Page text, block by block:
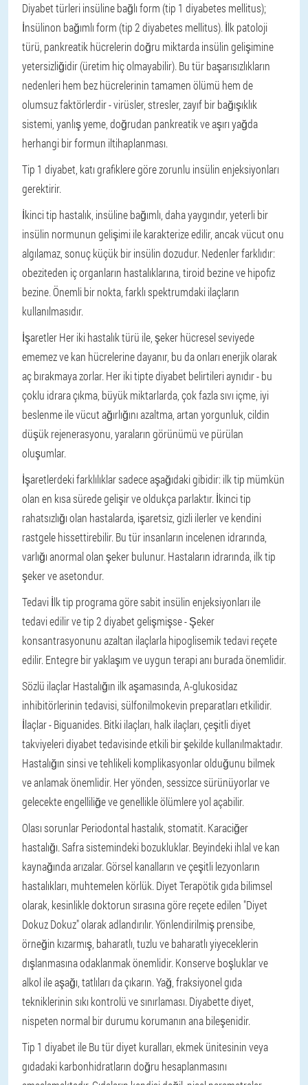
Diyabet türleri insüline bağlı form (tip 1 diyabetes mellitus);
İnsülinon bağımlı form (tip 2 diyabetes mellitus). İlk patoloji
türü, pankreatik hücrelerin doğru miktarda insülin gelişimine
yetersizliğidir (üretim hiç olmayabilir). Bu tür başarısızlıkların
nedenleri hem bez hücrelerinin tamamen ölümü hem de
olumsuz faktörlerdir - virüsler, stresler, zayıf bir bağışıklık
sistemi, yanlış yeme, doğrudan pankreatik ve aşırı yağda
herhangi bir formun iltihaplanması.
Tip 1 diyabet, katı grafiklere göre zorunlu insülin enjeksiyonları
gerektirir.
İkinci tip hastalık, insüline bağımlı, daha yaygındır, yeterli bir
insülin normunun gelişimi ile karakterize edilir, ancak vücut onu
algılamaz, sonuç küçük bir insülin dozudur. Nedenler farklıdır:
obeziteden iç organların hastalıklarına, tiroid bezine ve hipofiz
bezine. Önemli bir nokta, farklı spektrumdaki ilaçların
kullanılmasıdır.
İşaretlerHer iki hastalık türü ile, şeker hücresel seviyede
ememez ve kan hücrelerine dayanır, bu da onları enerjik olarak
aç bırakmaya zorlar. Her iki tipte diyabet belirtileri aynıdır - bu
çoklu idrara çıkma, büyük miktarlarda, çok fazla sıvı içme, iyi
beslenme ile vücut ağırlığını azaltma, artan yorgunluk, cildin
düşük rejenerasyonu, yaraların görünümü ve pürülan
oluşumlar.
İşaretlerdeki farklılıklar sadece aşağıdaki gibidir: ilk tip mümkün
olan en kısa sürede gelişir ve oldukça parlaktır. İkinci tip
rahatsızlığı olan hastalarda, işaretsiz, gizli ilerler ve kendini
rastgele hissettirebilir. Bu tür insanların incelenen idrarında,
varlığı anormal olan şeker bulunur. Hastaların idrarında, ilk tip
şeker ve asetondur.
Tedavi İlk tip programa göre sabit insülin enjeksiyonları ile
tedavi edilir ve tip 2 diyabet gelişmişse- Şeker
konsantrasyonunu azaltan ilaçlarla hipoglisemik tedavi reçete
edilir. Entegre bir yaklaşım ve uygun terapi anı burada önemlidir.
Sözlü ilaçlarHastalığın ilk aşamasında, A-glukosidaz
inhibitörlerinin tedavisi, sülfonilmokevin preparatları etkilidir.
İlaçlar - Biguanides. Bitki ilaçları, halk ilaçları, çeşitli diyet
takviyeleri diyabet tedavisinde etkili bir şekilde kullanılmaktadır.
Hastalığın sinsi ve tehlikeli komplikasyonlar olduğunu bilmek
ve anlamak önemlidir. Her yönden, sessizce sürünüyorlar ve
gelecekte engelliliğe ve genellikle ölümlere yol açabilir.
Olası sorunlarPeriodontal hastalık, stomatit. Karaciğer
hastalığı.Safra sistemindeki bozukluklar. Beyindeki ihlal ve kan
kaynağında arızalar. Görsel kanalların ve çeşitli lezyonların
hastalıkları, muhtemelen körlük. DiyetTerapötik gıda bilimsel
olarak, kesinlikle doktorun sırasına göre reçete edilen "Diyet
Dokuz Dokuz" olarak adlandırılır. Yönlendirilmiş prensibe,
örneğin kızarmış, baharatlı, tuzlu ve baharatlı yiyeceklerin
dışlanmasına odaklanmak önemlidir. Konserve boşluklar ve
alkol ile aşağı, tatlıları da çıkarın. Yağ, fraksiyonel gıda
tekniklerinin sıkı kontrolü ve sınırlaması. Diyabette diyet,
nispeten normal bir durumu korumanın ana bileşenidir.
Tip 1 diyabet ileBu tür diyet kuralları, ekmek ünitesinin veya
gıdadaki karbonhidratların doğru hesaplanmasını